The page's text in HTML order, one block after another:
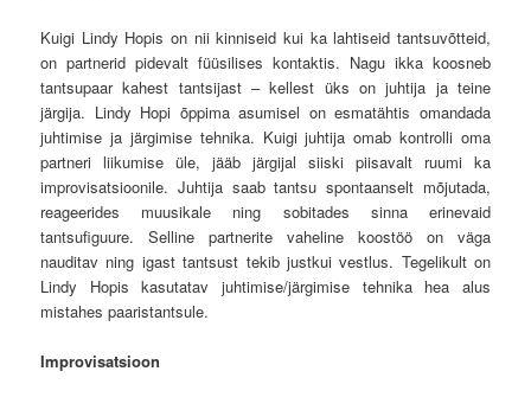
Kuigi Lindy Hopis on nii kinniseid kui ka lahtiseid tantsuvõtteid,
on partnerid pidevalt füüsilises kontaktis. Nagu ikka koosneb
tantsupaar kahest tantsijast – kellest üks on juhtija ja teine
järgija. Lindy Hopi õppima asumisel on esmatähtis omandada
juhtimise ja järgimise tehnika. Kuigi juhtija omab kontrolli oma
partneri liikumise üle, jääb järgijal siiski piisavalt ruumi ka
improvisatsioonile. Juhtija saab tantsu spontaanselt mõjutada,
reageerides muusikale ning sobitades sinna erinevaid
tantsufiguure. Selline partnerite vaheline koostöö on väga
nauditav ning igast tantsust tekib justkui vestlus. Tegelikult on
Lindy Hopis kasutatav juhtimise/järgimise tehnika hea alus
mistahes paaristantsule.
Improvisatsioon